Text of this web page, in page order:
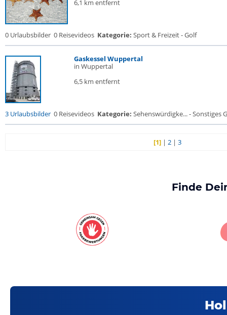
6,1 km entfernt
0 Urlaubsbilder 0 Reisevideos Kategorie: Sport & Freizeit - Golf
Gaskessel Wuppertal
in Wuppertal
6,5 km entfernt
3 Urlaubsbilder 0 Reisevideos Kategorie: Sehenswürdigke... - Sonstiges
[1] |2 |3
Finde